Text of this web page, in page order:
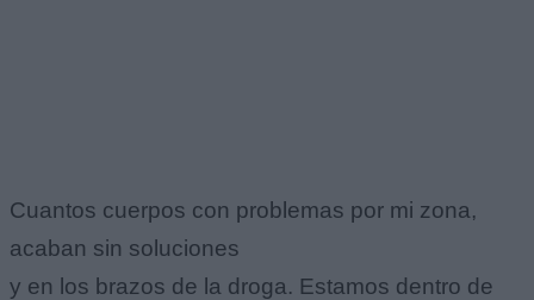
Cuantos cuerpos con problemas por mi zona,
acaban sin soluciones
y en los brazos de la droga. Estamos dentro de